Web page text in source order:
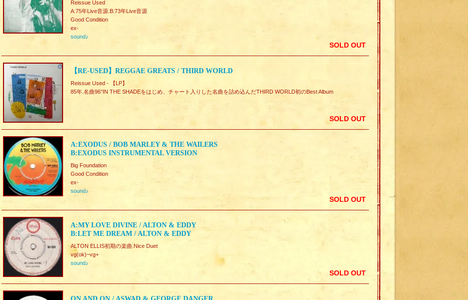
Reissue Used
A:75年Live音源.B:73年Live音源
Good Condition
ex-
sound♪
SOLD OUT
【RE-USED】REGGAE GREATS / THIRD WORLD
Reissue Used - 【LP】
85年.名曲96°IN THE SHADEをはじめ、チャート入りした名曲を詰め込んだTHIRD WORLD初のBest Album
SOLD OUT
A:EXODUS / BOB MARLEY & THE WAILERS
B:EXODUS INSTRUMENTAL VERSION
Big Foundation
Good Condition
ex-
sound♪
SOLD OUT
A:MY LOVE DIVINE / ALTON & EDDY
B:LET ME DREAM / ALTON & EDDY
ALTON ELLIS初期の楽曲.Nice Duet
vg(ok)~vg+
sound♪
SOLD OUT